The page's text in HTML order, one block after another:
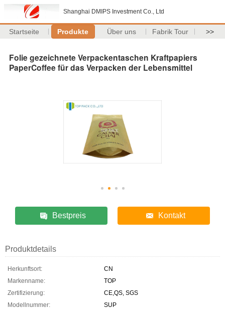
Shanghai DMIPS Investment Co., Ltd
Startseite Produkte Über uns Fabrik Tour >>
Folie gezeichnete Verpackentaschen Kraftpapiers
PaperCoffee für das Verpacken der Lebensmittel
Bestpreis Kontakt
Produktdetails
Herkunftsort:
CN
Markenname:
TOP
Zertifizierung:
CE,QS, SGS
Modellnummer:
SUP